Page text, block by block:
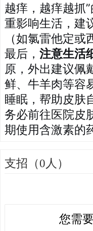
越痒，越痒越抓
重影响生活，建
（如氯雷他定或
最后， 注意生活
原，外出建议佩
鲜、牛羊肉等容
睡眠，帮助皮肤
务必前往医院皮
期使用含激素的
支招（0人）
您需